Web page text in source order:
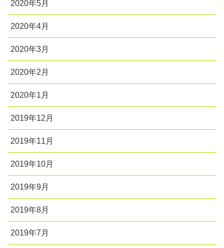
2020年5月
2020年4月
2020年3月
2020年2月
2020年1月
2019年12月
2019年11月
2019年10月
2019年9月
2019年8月
2019年7月